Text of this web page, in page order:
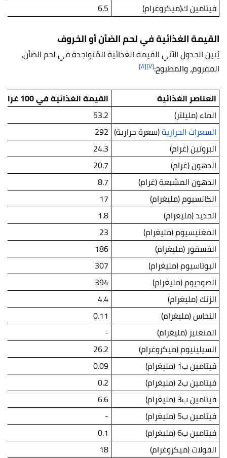
فيتامين ك(ميكروغرام)
6.5
القيمة الغذائية في لحم الضأن أو الخروف
يُبين الجدول الآتي القيمة الغذائية المُتواجدة في لحم الضأن،
المفروم، والمطبوخ:[٧] [٨]
العناصر الغذائية
القيمة الغذائية في 100 غرامٍ من قطع لحم الضأن
الماء (مليلتر)
53.2
السعرات الحرارية(سعرة حرارية) 292
البروتين (غرام)
24.3
الدهون (غرام)
20.7
الدهون المشبعة (غرام)
8.7
الكالسيوم (مليغرام)
17
الحديد (مليغرام)
1.8
المغنيسيوم (مليغرام)
23
الفسفور (مليغرام)
186
البوتاسيوم (مليغرام)
307
الصوديوم (مليغرام)
394
الزنك (مليغرام)
4.4
النحاس (مليغرام)
0.11
المنغنيز (مليغرام)
-
السيلينيوم (ميكروغرام)
26.2
فيتامين ب1 (مليغرام)
0.09
فيتامين ب2 (مليغرام)
0.2
فيتامين ب3 (مليغرام)
6.6
فيتامين ب5 (مليغرام)
-
فيتامين ب6 (مليغرام)
0.1
الفولات (ميكروغرام)
18